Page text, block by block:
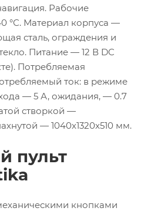
Рабочие
°С. Материал корпуса —
сталь, ограждения и
Питание — 12 В DC
Потребляемая
ток: в режиме
— 5 А, ожидания, — 0.7
створкой —
— 1040x1320x510 мм.
пульт
кнопками